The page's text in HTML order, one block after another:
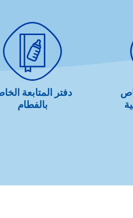
دفتر المتابعة
بالفطام